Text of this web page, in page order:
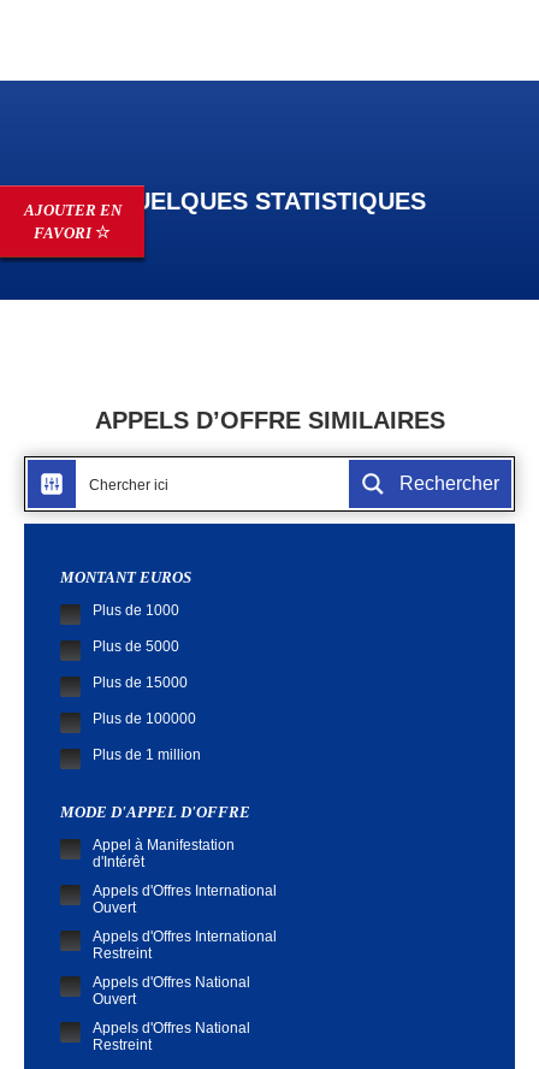
QUELQUES STATISTIQUES
APPELS D’OFFRE SIMILAIRES
Rechercher
MONTANT EUROS
Plus de 1000
Plus de 5000
Plus de 15000
Plus de 100000
Plus de 1 million
MODE D'APPEL D'OFFRE
Appel à Manifestation
d'Intérêt
Appels d'Offres International
Ouvert
Appels d'Offres International
Restreint
Appels d'Offres National
Ouvert
Appels d'Offres National
Restreint
AJOUTER EN
FAVORI